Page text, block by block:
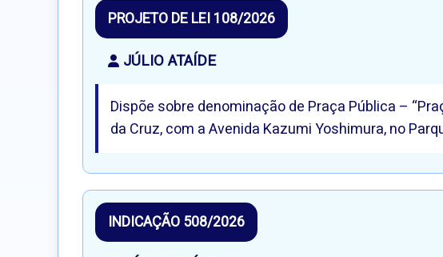
PROJETO DE LEI 108/2026
JÚLIO ATAÍDE
Dispõe sobre denominação de Praça Pública –
da Cruz, com a Avenida Kazumi Yoshimura, no
INDICAÇÃO 508/2026